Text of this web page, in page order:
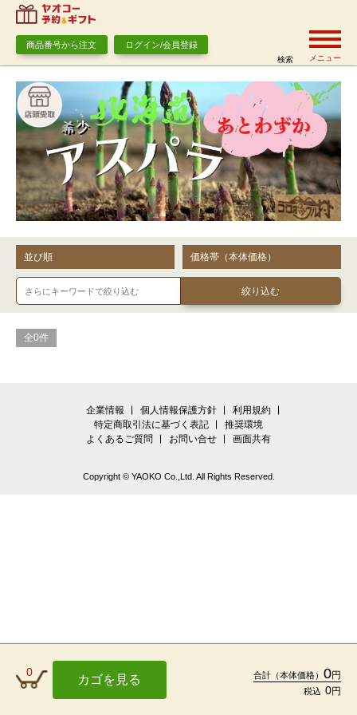
商品番号から注文 ログイン/会員登録
検索 メニュー
並び順 価格帯（本体価格）
全0件
0
カゴを見る 合計（本体価格） 0円
税込 0円
企業情報 個人情報保護方針
利用規約
特定商取引法に基づく表記
推奨環境
よくあるご質問
お問い合せ 画面共有
Copyright © YAOKO Co.,Ltd. All Rights Reserved.